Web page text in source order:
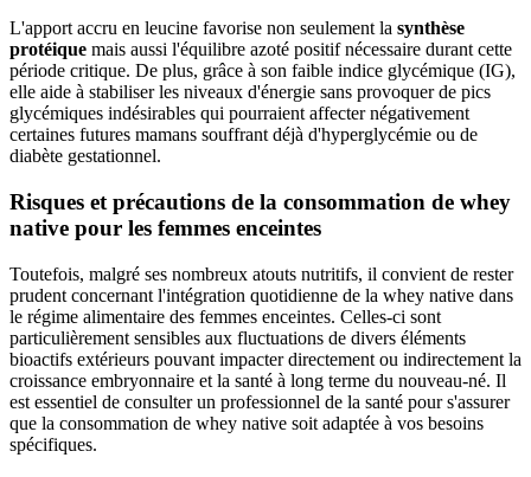
L'apport accru en leucine favorise non seulement la synthèse
protéique mais aussi l'équilibre azoté positif nécessaire durant cette
période critique. De plus, grâce à son faible indice glycémique (IG),
elle aide à stabiliser les niveaux d'énergie sans provoquer de pics
glycémiques indésirables qui pourraient affecter négativement
certaines futures mamans souffrant déjà d'hyperglycémie ou de
diabète gestationnel.
Risques et précautions de la consommation de whey
native pour les femmes enceintes
Toutefois, malgré ses nombreux atouts nutritifs, il convient de rester
prudent concernant l'intégration quotidienne de la whey native dans
le régime alimentaire des femmes enceintes. Celles-ci sont
particulièrement sensibles aux fluctuations de divers éléments
bioactifs extérieurs pouvant impacter directement ou indirectement la
croissance embryonnaire et la santé à long terme du nouveau-né. Il
est essentiel de consulter un professionnel de la santé pour s'assurer
que la consommation de whey native soit adaptée à vos besoins
spécifiques.